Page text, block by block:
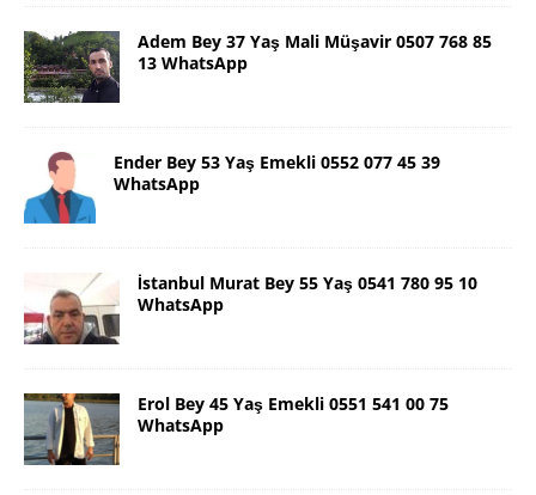
Adem Bey 37 Yaş Mali Müşavir 0507 768 85
13 WhatsApp
Ender Bey 53 Yaş Emekli 0552 077 45 39
WhatsApp
İstanbul Murat Bey 55 Yaş 0541 780 95 10
WhatsApp
Erol Bey 45 Yaş Emekli 0551 541 00 75
WhatsApp